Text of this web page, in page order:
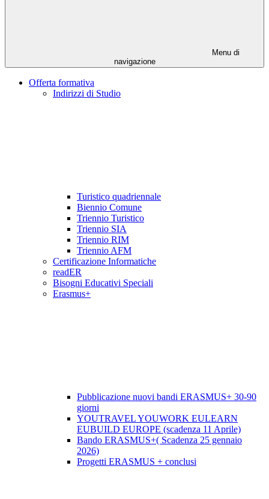
Menu di
navigazione
Offerta formativa
Indirizzi di Studio
Turistico quadriennale
Biennio Comune
Triennio Turistico
Triennio SIA
Triennio RIM
Triennio AFM
Certificazione Informatiche
readER
Bisogni Educativi Speciali
Erasmus+
Pubblicazione nuovi bandi ERASMUS+ 30-90
giorni
YOUTRAVEL YOUWORK EULEARN
EUBUILD EUROPE (scadenza 11 Aprile)
Bando ERASMUS+( Scadenza 25 gennaio
2026)
Progetti ERASMUS + conclusi